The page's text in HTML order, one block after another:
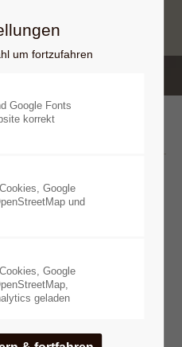
Jahrzehnte einer der
Forscher der
wollte er
um fortzufahren
Google Fonts
korrekt
Google
und
Google
geladen